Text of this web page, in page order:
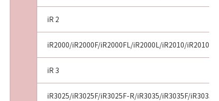
iR 2
iR2000/iR2000F/iR2000FL/iR2000L/iR2010/
iR 3
iR3025/iR3025F/iR3025F-R/iR3035/iR3035F/